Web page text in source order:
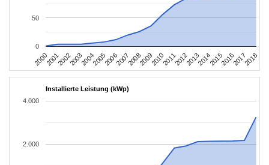
2000200120022003200420052006200720082009201020112012201320142015201620172018
0
50
Installierte Leistung (kWp)
2.000
4.000